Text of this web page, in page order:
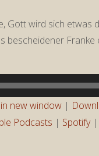
Gott wird sich etwas
bescheidener
in new window|
Podcasts | Spotify|